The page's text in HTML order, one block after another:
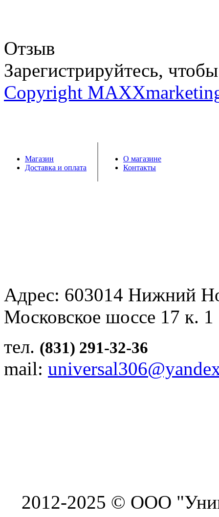
Отзыв
Зарегистрируйтесь,
Copyright
Магазин
Доставка и оплата
О магазине
Контакты
Адрес: 603014 Нижний
Московское шоссе 17 к.
тел. (831) 291-32-36
mail:
2012-2025 © ООО